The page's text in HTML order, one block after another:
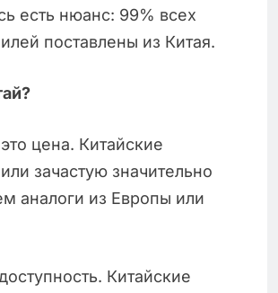
есть нюанс: 99% всех
поставлены из Китая.
цена. Китайские
зачастую значительно
аналоги из Европы или
Китайские